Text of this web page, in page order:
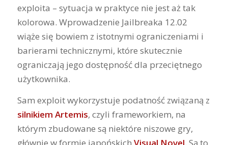
exploita – sytuacja w praktyce nie jest aż tak
kolorowa. Wprowadzenie Jailbreaka 12.02
wiąże się bowiem z istotnymi ograniczeniami i
barierami technicznymi, które skutecznie
ograniczają jego dostępność dla przeciętnego
użytkownika.
Sam exploit wykorzystuje podatność związaną z
silnikiem Artemis, czyli frameworkiem, na
którym zbudowane są niektóre niszowe gry,